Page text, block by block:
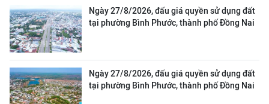
Ngày 27/8/2026, đấu giá quyền sử dụng đất
tại phường Bình Phước, thành phố Đồng Nai
Ngày 27/8/2026, đấu giá quyền sử dụng đất
tại phường Bình Phước, thành phố Đồng Nai